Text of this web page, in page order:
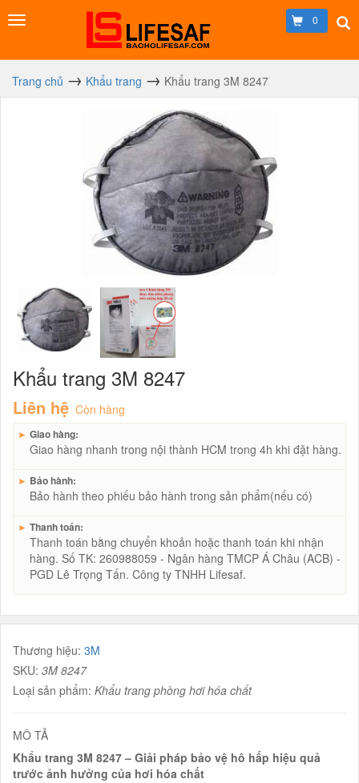
0
Trang chủ Khẩu trang Khẩu trang 3M 8247
Khẩu trang 3M 8247
Liên hệ Còn hàng
► Giao hàng:
Giao hàng nhanh trong nội thành HCM trong 4h khi đặt hàng.
► Bảo hành:
Bảo hành theo phiếu bảo hành trong sản phẩm(nếu có)
► Thanh toán:
Thanh toán bằng chuyển khoản hoặc thanh toán khi nhận
hàng. Số TK: 260988059 - Ngân hàng TMCP Á Châu (ACB) -
PGD Lê Trọng Tấn. Công ty TNHH Lifesaf.
Thương hiệu: 3M
SKU: 3M 8247
Loại sản phẩm: Khẩu trang phòng hơi hóa chất
MÔ TẢ
Khẩu trang 3M 8247 – Giải pháp bảo vệ hô hấp hiệu quả
trước ảnh hưởng của hơi hóa chất